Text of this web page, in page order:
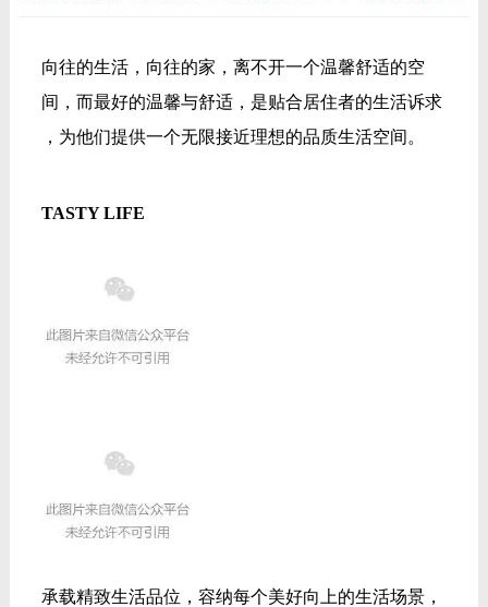
向往的生活，向往的家，离不开一个温馨舒适的空
间，而最好的温馨与舒适，是贴合居住者的生活诉求
， 为他们提供一个无限接近理想的品质生活空间。
TASTY LIFE
承载精致生活品位，容纳每个美好向上的生活场景，